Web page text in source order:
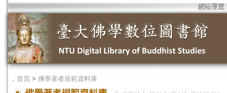
網站導覽
． 首頁 > 佛學著者規範資料庫